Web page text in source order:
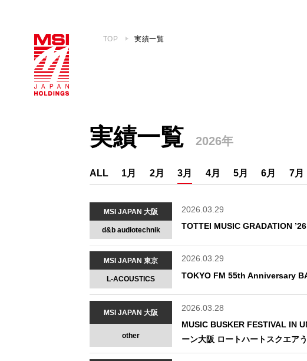
TOP 実績一覧
実績一覧 2026年
ALL 1月 2月 3月 4月 5月 6月 7月
MSI JAPAN 大阪
d&b audiotechnik
2026.03.29
TOTTEI MUSIC GRADATION
MSI JAPAN 東京
L-ACOUSTICS
2026.03.29
TOKYO FM 55th Anniversary
MSI JAPAN 大阪
other
2026.03.28
MUSIC BUSKER FESTIVAL IN
ーン大阪 ロートハートスクエア